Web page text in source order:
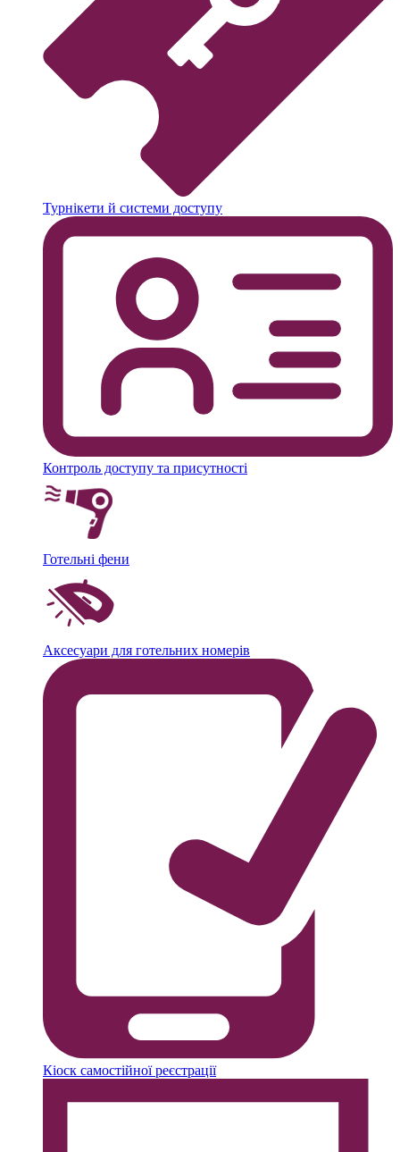
Турнікети й системи доступу
Контроль доступу та присутності
Готельні фени
Аксесуари для готельних номерів
Кіоск самостійної реєстрації